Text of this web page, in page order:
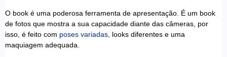
O book é uma poderosa ferramenta de apresentação. É um book
de fotos que mostra a sua capacidade diante das câmeras, por
isso, é feito com poses variadas, looks diferentes e uma
maquiagem adequada.